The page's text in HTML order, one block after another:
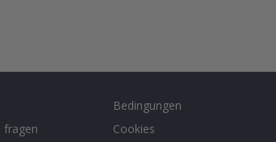
fragen
Bedingungen
Cookies